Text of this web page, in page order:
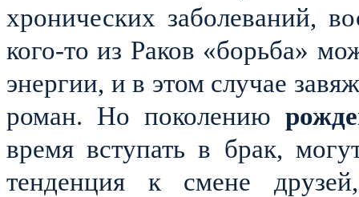
хронических заболеваний,
кого-то из Раков «борьба»
энергии, и в этом случае
роман. Но поколению
время вступать в брак,
тенденция к смене